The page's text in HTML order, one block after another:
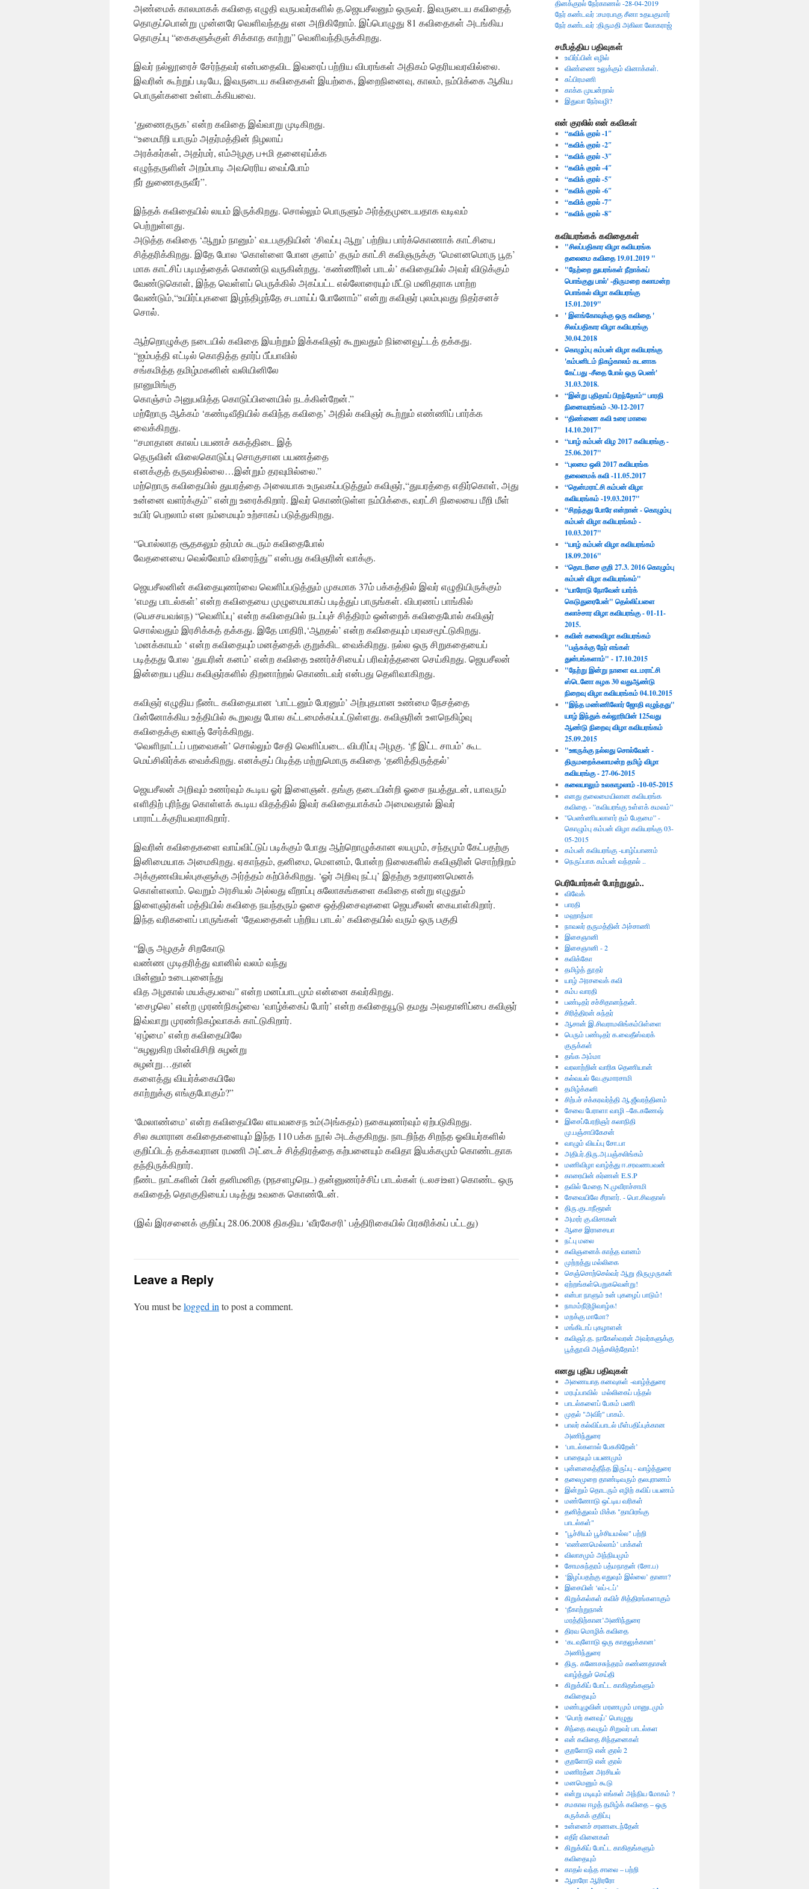
அண்மைக் காலமாகக் கவிதை எழுதி வருபவர்களில் த.ஜெயசீலனும் ஒருவர். இவருடைய கவிதைத்
தொகுப்பொன்று முன்னரே வெளிவந்தது என அறிகிறோம். இப்பொழுது 81 கவிதைகள் அடங்கிய
தொகுப்பு “கைகளுக்குள் சிக்காத காற்று” வெளிவந்திருக்கிறது.
இவர் நல்லூரைச் சேர்ந்தவர் என்பதைவிட இவரைப் பற்றிய விபரங்கள் அதிகம் தெரியவரவில்லை.
இவரின் கூற்றுப் படியே, இவருடைய கவிதைகள் இயற்கை, இறைநினைவு, காலம், நம்பிக்கை ஆகிய
பொருள்களை உள்ளடக்கியவை.
‘துணைதருக’ என்ற கவிதை இவ்வாறு முடிகிறது.
“உமைமீறி யாரும் அதர்மத்தின் நிழலாய்
அரக்கர்கள், அதர்மர், எம்அழகு ப+மி தனைஏய்க்க
எழுந்தருளின் அறம்பாடி அவரெரிய வைப்போம்
நீர் துணைதருவீர்”.
இந்தக் கவிதையில் லயம் இருக்கிறது. சொல்லும் பொருளும் அர்த்தமுடையதாக வடிவம்
பெற்றுள்ளது.
அடுத்த கவிதை ‘ஆறும் நானும்’ வடபகுதியின் ‘சிவப்பு ஆறு’ பற்றிய பார்க்கொணாக் காட்சியை
சித்தரிக்கிறது. இதே போல ‘கொள்ளை போன குளம்’ தரும் காட்சி கவிஞருக்கு ‘மௌனமொரு பூத’
மாக காட்சிப் படிமத்தைக் கொண்டு வருகின்றது. ‘கண்ணீரின் பாடல்’ கவிதையில் அவர் விடுக்கும்
வேண்டுகொள், இந்த வெள்ளப் பெருக்கில் அகப்பட்ட எல்லோரையும் மீட்டு மனிதராக மாற்ற
வேண்டும்,“உயிர்ப்புகளை இழந்திழந்தே சடமாய்ப் போனோம்” என்று கவிஞர் புலம்புவது நிதர்சனச்
சொல்.
ஆற்றொழுக்கு நடையில் கவிதை இயற்றும் இக்கவிஞர் கூறுவதும் நிiனைவூட்டத் தக்கது.
“ஐம்பத்தி எட்டில் கொதித்த தார்ப் பீப்பாவில்
சங்கமித்த தமிழ்மகனின் வலியினிலே
நானுமிங்கு
கொஞ்சம் அனுபவித்த கொடுப்பினையில் நடக்கின்றேன்.”
மற்றோரு ஆக்கம் ‘கண்டிவீதியில் கவிந்த கவிதை’ அதில் கவிஞர் கூற்றும் எண்ணிப் பார்க்க
வைக்கிறது.
“சமாதான காலப் பயணச் சுகத்திடை இத்
தெருவின் விலைகொடுப்பு சொகுசான பயணத்தை
எனக்குத் தருவதில்லை…இன்றும் தரவுமில்லை.”
மற்றொரு கவிதையில் துயரத்தை அலையாக உருவகப்படுத்தும் கவிஞர்,“துயரத்தை எதிர்கொள், அது
உன்னை வளர்க்கும்” என்று உரைக்கிறார். இவர் கொண்டுள்ள நம்பிக்கை, வரட்சி நிலையை மீறி மீள்
உயிர் பெறலாம் என நம்மையும் உற்சாகப் படுத்துகிறது.
“பொல்லாத சூதகலும் தர்மம் சுடரும் கவிதைபோல்
வேதனையை வெல்வோம் விரைந்து” என்பது கவிஞரின் வாக்கு.
ஜெயசீலனின் கவிதையுணர்வை வெளிப்படுத்தும் முகமாக 37ம் பக்கத்தில் இவர் எழுதியிருக்கும்
‘எமது பாடல்கள்’ என்ற கவிதையை முழுமையாகப் படித்துப் பாருங்கள். விபரணப் பாங்கில்
(யெசசயவiஎந) “வெளிப்பு’ என்ற கவிதையில் நடப்புச் சித்திரம் ஒன்றைக் கவிதைபோல் கவிஞர்
சொல்வதும் இரசிக்கத் தக்கது. இதே மாதிரி,‘ஆறதல்’ என்ற கவிதையும் பரவசமூட்டுகிறது.
‘மனக்காயம் ‘ என்ற கவிதையும் மனத்தைக் குறுக்கிட வைக்கிறது. நல்ல ஒரு சிறுகதையைப்
படித்தது போல ‘துயரின் கனம்’ என்ற கவிதை உணர்ச்சியைப் பரிவர்த்தனை செய்கிறது. ஜெயசீலன்
இன்றைய புதிய கவிஞர்களில் திறனாற்றல் கொண்டவர் என்பது தெளிவாகிறது.
கவிஞர் எழுதிய நீண்ட கவிதையான ‘பாட்டனும் பேரனும்’ அற்புதமான உண்மை நேசத்தை
பின்னோக்கிய உத்தியில் கூறுவது போல கட்டமைக்கப்பட்டுள்ளது. கவிஞரின் உளநெகிழ்வு
கவிதைக்கு வளஞ் சேர்க்கிறது.
‘வெளிநாட்டப் பறவைகள்’ சொல்லும் சேதி வெளிப்படை. விபரிப்பு அழகு. ‘நீ இட்ட சாபம்’ கூட
மெய்சிலிர்க்க வைக்கிறது. எனக்குப் பிடித்த மற்றுமொரு கவிதை ‘தனித்திருத்தல்’
ஜெயசீலன் அறிவும் உணர்வும் கூடிய ஓர் இளைஞன். தங்கு தடையின்றி ஓசை நயத்துடன், யாவரும்
எளிதிற் புரிந்து கொள்ளக் கூடிய விதத்தில் இவர் கவிதையாக்கம் அமைவதால் இவர்
பாராட்டக்குரியவராகிறார்.
இவரின் கவிதைகளை வாய்விட்டுப் படிக்கும் போது ஆற்றொழுக்கான லயமும், சந்தமும் கேட்பதற்கு
இனிமையாக அமைகிறது. ஏகாந்தம், தனிமை, மௌனம், போன்ற நிலைகளில் கவிஞரின் சொற்றிறம்
அக்குணவியல்புகளுக்கு அர்த்தம் கற்பிக்கிறது. ‘ஓர் அறிவு நட்பு’ இதற்கு உதாரணமெனக்
கொள்ளலாம். வெறும் அரசியல் அல்லது வீறாப்பு சுலோகங்களை கவிதை என்று எழுதும்
இளைஞர்கள் மத்தியில் கவிதை நயந்தரும் ஓசை ஒத்திசைவுகளை ஜெயசீலன் கையாள்கிறார்.
இந்த வரிகளைப் பாருங்கள் ‘தேவதைகள் பற்றிய பாடல்’ கவிதையில் வரும் ஒரு பகுதி
“இரு அழகுச் சிறகோடு
வண்ண முடிதரித்து வானில் வலம் வந்து
மின்னும் உடைபுனைந்து
வித அழகால் மயக்குபவை” என்ற மனப்பாடமும் என்னை கவர்கிறது.
‘சைழலெ’ என்ற முரண்நிகழ்வை ‘வாழ்க்கைப் போர்’ என்ற கவிதையூடு தமது அவதானிப்பை கவிஞர்
இவ்வாறு முரண்நிகழ்வாகக் காட்டுகிறார்.
‘ஏழ்மை’ என்ற கவிதையிலே
“சுழலுகிற மின்விசிறி சுழன்று
சுழன்று…தான்
களைத்து வியர்க்கையிலே
காற்றுக்கு எங்குபோகும்?”
‘மேலாண்மை’ என்ற கவிதையிலே ளயவசைந உம்(அங்கதம்) நகையுணர்வும் ஏற்படுகிறது.
சில சுமாரான கவிதைகளையும் இந்த 110 பக்க நூல் அடக்குகிறது. நாடறிந்த சிறந்த ஓவியர்களில்
குறிப்பிடத் தக்கவரான ரமணி அட்டைச் சித்திரத்தை கற்பனையும் கவிதா இயக்கமும் கொண்டதாக
தந்திருக்கிறார்.
நீண்ட நாட்களின் பின் தனிமனித (pநசளழநெட) தன்னுணர்ச்சிப் பாடல்கள் (டலசiஉள) கொண்ட ஒரு
கவிதைத் தொகுதியைப் படித்து உவகை கொண்டேன்.
(இவ் இரசனைக் குறிப்பு 28.06.2008 திகதிய ‘வீரகேசரி’ பத்திரிகையில் பிரசுரிக்கப் பட்டது)
Leave a Reply
You must belogged in to post a comment.
தினக்குரல் நேர்காணல் -28-04-2019
நேர் கண்டவர் :சமரபாகு சீனா உதயகுமார்
நேர் கண்டவர் :திருமதி அகிலா லோகராஜ்
சமீபத்திய பதிவுகள்
உயிர்ப்பின் எழில்
விண்ணை உலுக்கும் வினாக்கள்.
சுப்பிரமணி
காக்க முயன்றால்
இதுவா நேர்வழி?
என் குரலில் என் கவிகள்
“கவிக் குரல் -1″
“கவிக் குரல் -2″
“கவிக் குரல் -3″
“கவிக் குரல் -4″
“கவிக் குரல் -5″
“கவிக் குரல் -6″
“கவிக் குரல் -7″
“கவிக் குரல் -8″
கவியரங்கக் கவிதைகள்
"சிலப்பதிகார விழா கவியரங்க
தலைமை கவிதை 19.01.2019 ​"
"​நேற்றை துயரங்கள் நீறாக்கப்
பொங்குது பால்' -திருமறை கலாமன்ற
பொங்கல் விழா கவியரங்கு
15.01.2019"
' இளங்கோவுக்கு ஒரு கவிதை '
சிலப்பதிகார விழா கவியரங்கு
30.04.2018​
கொழும்பு கம்பன் விழா கவியரங்கு
'கம்பனிடம் நிகழ்காலம் கடனாக
கேட்பது -சீதை போல் ஒரு பெண்'
31.03.2018.
“இன்று புதிதாய் பிறந்தோம்“ பாரதி
நினைவரங்கம் -30-12-2017
“திண்ணை கவி உரை மாலை
14.10.2017"
“யாழ் கம்பன் விழ 2017 கவியரங்கு -
25.06.2017"
“புலமை ஒலி 2017 கவியரங்க
தலைமைக் கவி -11.05.2017
“தென்மராட்சி கம்பன் விழா
கவியரங்கம் -19.03.2017"
“சிறந்தது போரே என்றான் - கொழும்பு
கம்பன் விழா கவியரங்கம் -
10.03.2017"
“யாழ் கம்பன் விழா கவியரங்கம்
18.09.2016"
“தொடரிசை குறி 27.3. 2016 கொழும்பு
கம்பன் விழா கவியரங்கம்"
“யாரோடு நோவேன் யார்க்
கெடுதுரைபேன்" தெல்லிப்பளை
கலாச்சார விழா கவியரங்கு - 01-11-
2015.
கவின் கலைவிழா கவியரங்கம்
"பஞ்சுக்கு நேர் எங்கள்
துன்பங்களாம்" - 17.10.2015​
"நேற்று இன்று நாளை வடமராட்சி
ஸ்டெனோ கழக 30 வதுஆண்டு
நிறைவு விழா கவியரங்கம் 04.10.2015
"இந்த மண்ணிலோர் ஜோதி எழுந்தது"
யாழ் இந்துக் கல்லூரியின் 125வது
ஆண்டு நிறைவு விழா கவியரங்கம்
25.09.2015
"ஊருக்கு நல்லது சொல்வேன் -
திருமறைக்கலாமன்ற தமிழ் விழா
கவியரங்கு - 27-06-2015
கலையாலும் உலகாழலாம் -10-05-2015
எனது தலைமையிலான கவியரங்க
கவிதை - ”கவியரங்கு உள்ளக் கமலம்”
”பெண்ணியலாளர் தம் பேதமை” -
கொழும்பு கம்பன் விழா கவியரங்கு 03-
05-2015
கம்பன் கவியரங்கு -யாழ்ப்பாணம்
நெருப்பாக கம்பன் வந்தால் ..
பெரியோர்கள் போற்றுதும்..
விவேக்
பாரதி
மஹாத்மா
நாவலர் தருமத்தின் அச்சாணி
இசைஞானி
இசைஞானி - 2
கவிக்கோ
தமிழ்த் தூதர்
யாழ் அரசவைக் கவி
கம்ப வாரதி
பண்டிதர் சச்சிதானந்தன்.
சிரித்திரன் சுந்தர்
ஆசான் இ.சிவராமலிங்கம்பிள்ளை
பெரும் பண்டிதர் க.வைதீஸ்வரக்
குருக்கள்
தங்க அம்மா
வரலாற்றின் வாரிசு தெணியான்
கல்வயல் வே.குமாரசாமி
தமிழ்க்கனி
சிற்பச் சக்கரவர்த்தி ஆ.ஜீவரத்தினம்
சேவை பேராளா வாழி –கே.கணேஷ்
இசைப்பேரறிஞர் கலாநிதி
மு.பஞ்சாபிகேசன்
வாழும் வியப்பு சோ.பா
அதிபர்.திரு.அ.பஞ்சலிங்கம்
மணிவிழா வாழ்த்து ஈ.சரவணபவன்
காரையின் கர்ணன் E.S.P
தவில் மேதை N.முவீராச்சாமி
சேவையிலே சீராளர். - பொ.சிவதாஸ்
திரு.குடாநீரூரன்
அமரர் கு.விசாகன்
ஆசை இராசையா
நட்பு மலை
கவிஞனைக் காத்த வானம்
முற்றத்து மல்லிகை
செஞ்சொற்செல்வர் ஆறு திருமுருகன்
ஏற்றங்கள்பெறுகவென்று!
என்பா நாளும் உன் புகழைப் பாடும்!
நாமம்நீடூழிவாழ்க!
மறக்கு மாமோ?
மங்கிடாப் புகழாளன்
கவிஞர்.த. நாகேஸ்வரன் அவர்களுக்கு
பூத்தூவி அஞ்சலித்தோம்!
எனது புதிய பதிவுகள்
அணையாத கனவுகள் -வாழ்த்துரை
மரபுப்பாவில் மல்லிகைப் பந்தல்
பாடல்களைப் பேசும் பணி
முதல் "அவிர்" பாகம்.
பாலர் கல்விப்பாடல் மீள்பதிப்புக்கான
அணிந்துரை
‘பாடல்களால் பேசுகிறேன்’
பாதையும் பயணமும்
புன்னகைத்தீந்த இருப்பு - வாழ்த்துரை
தலைமுறை தாண்டிவரும் தலபுராணம்
இன்றும் தொடரும் எழிற் கவிப் பயணம்
மண்ணோடு ஒட்டிய வரிகள்
தனித்துவம் மிக்க "தாயிரங்கு
பாடல்கள்"
"பூச்சியம் பூச்சியமல்ல" பற்றி
‘எண்ணமெல்லாம்’ பாக்கள்
விலாசமும் அந்நியமும்
சோமசுந்தரம் பத்மநாதன் (சோ.ப)
‘இழப்பதற்கு எதுவும் இல்லை’ தானா?
இசையின் ‘லப்-டப்’
கிறுக்கல்கள் கவிச் சித்திரங்களாகும்
‘நீகாற்றுநான்
மரத்திற்கான’அணிந்துரை
திரவ மொழிக் கவிதை
‘கடவுளோடு ஒரு காதலுக்கான’
அணிந்துரை
திரு. கணேசசுந்தரம் கண்ணதாசன்
வாழ்த்துச் செய்தி
கிறுக்கிப் போட்ட காகிதங்களும்
கவிதையும்
மண்புழுவின் மரணமும் மானுடமும்
‘பொற் கனவுப்’ பொழுது
சிந்தை கவரும் சிறுவர் பாடல்கள
என் கவிதை சிந்தனைகள்
குறளோடு என் குரல் 2
குறளோடு என் குரல்
மணிரத்ன அரசியல்
மனமெனும் கூடு
என்று மடியும் எங்கள் அந்நிய மோகம் ?
சமகால ஈழத் தமிழ்க் கவிதை – ஒரு
சுருக்கக் குறிப்பு
உன்னைச் சரணடைந்தேன்
எதிர் வினைகள்
கிறுக்கிப் போட்ட காகிதங்களும்
கவிதையும்
காதல் வந்த சாலை – பற்றி
ஆராரோ ஆரிரரோ